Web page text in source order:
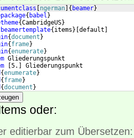
ngerman { beamer}
{ babel }
{CambridgeUS}
{ items } default
{document }
{ frame}
{enumerate}
Gliederungspunkt
5.
Gliederungspunkt
{enumerate}
{ frame}
{document }
oder:
editierbar zum Übersetzen: